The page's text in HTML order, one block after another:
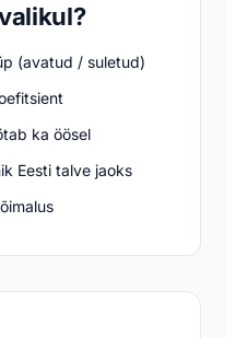
(avatud / suletud)
ka öösel
Eesti talve jaoks